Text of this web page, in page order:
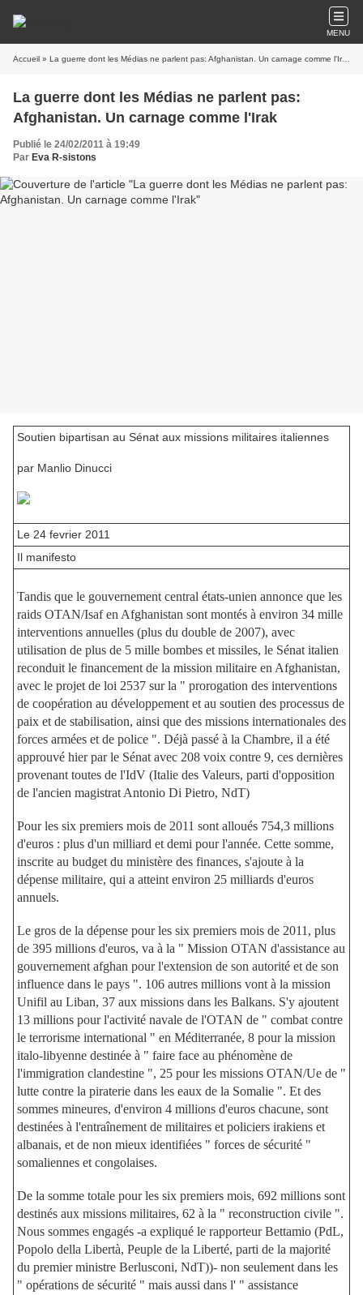
MENU
Accueil » La guerre dont les Médias ne parlent pas: Afghanistan. Un carnage comme l'Irak
La guerre dont les Médias ne parlent pas:
Afghanistan. Un carnage comme l'Irak
Publié le 24/02/2011 à 19:49
Par Eva R-sistons
Soutien bipartisan au Sénat aux missions militaires italiennes
par Manlio Dinucci
Le 24 fevrier 2011
Il manifesto
Tandis que le gouvernement central états-unien annonce que les
raids OTAN/Isaf en Afghanistan sont montés à environ 34 mille
interventions annuelles (plus du double de 2007), avec
utilisation de plus de 5 mille bombes et missiles, le Sénat italien
reconduit le financement de la mission militaire en Afghanistan,
avec le projet de loi 2537 sur la " prorogation des interventions
de coopération au développement et au soutien des processus de
paix et de stabilisation, ainsi que des missions internationales des
forces armées et de police ". Déjà passé à la Chambre, il a été
approuvé hier par le Sénat avec 208 voix contre 9, ces dernières
provenant toutes de l'IdV (Italie des Valeurs, parti d'opposition
de l'ancien magistrat Antonio Di Pietro, NdT)
Pour les six premiers mois de 2011 sont alloués 754,3 millions
d'euros : plus d'un milliard et demi pour l'année. Cette somme,
inscrite au budget du ministère des finances, s'ajoute à la
dépense militaire, qui a atteint environ 25 milliards d'euros
annuels.
Le gros de la dépense pour les six premiers mois de 2011, plus
de 395 millions d'euros, va à la " Mission OTAN d'assistance au
gouvernement afghan pour l'extension de son autorité et de son
influence dans le pays ". 106 autres millions vont à la mission
Unifil au Liban, 37 aux missions dans les Balkans. S'y ajoutent
13 millions pour l'activité navale de l'OTAN de " combat contre
le terrorisme international " en Méditerranée, 8 pour la mission
italo-libyenne destinée à " faire face au phénomène de
l'immigration clandestine ", 25 pour les missions OTAN/Ue de "
lutte contre la piraterie dans les eaux de la Somalie ". Et des
sommes mineures, d'environ 4 millions d'euros chacune, sont
destinées à l'entraînement de militaires et policiers irakiens et
albanais, et de non mieux identifiées " forces de sécurité "
somaliennes et congolaises.
De la somme totale pour les six premiers mois, 692 millions sont
destinés aux missions militaires, 62 à la " reconstruction civile ".
Nous sommes engagés -a expliqué le rapporteur Bettamio (PdL,
Popolo della Libertà, Peuple de la Liberté, parti de la majorité
du premier ministre Berlusconi, NdT))- non seulement dans les
" opérations de sécurité " mais aussi dans l' " assistance